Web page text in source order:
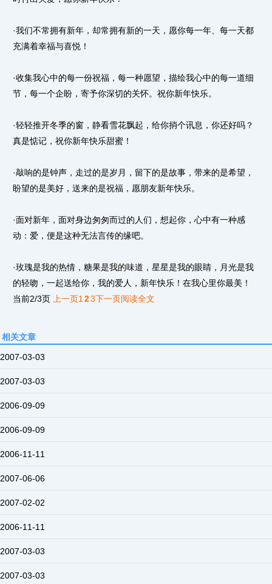
·我们不常拥有新年，却常拥有新的一天，愿你每一年、每一天都
充满着幸福与喜悦！
·收集我心中的每一份祝福，每一种愿望，描绘我心中的每一道细
节，每一个企盼，寄予你深切的关怀。祝你新年快乐。
·轻轻推开冬季的窗，静看雪花飘起，给你捎个讯息，你还好吗？
真是惦记，祝你新年快乐甜蜜！
·敲响的是钟声，走过的是岁月，留下的是故事，带来的是希望，
盼望的是美好，送来的是祝福，愿朋友新年快乐。
·面对新年，面对身边匆匆而过的人们，想起你，心中有一种感
动：爱，便是这种无法言传的缘吧。
·玫瑰是我的热情，糖果是我的味道，星星是我的眼睛，月光是我
的轻吻，一起送给你，我的爱人，新年快乐！在我心里你最美！
当前2/3页
上一页1 23下一页阅读全文
相关文章
2007-03-03
男人要处女做老婆是有科学根据的解释
2007-03-03
人生男女的30个经典幽默对话
2006-09-09
用MVC模型引导你的WEB设计思路
2006-09-09
写出高质量软件的75条体会
2006-11-11
哈佛成功金句-25则
2007-06-06
个人站长哪些类题材网站不能做
2007-02-02
“外卖”的世界
2006-11-11
史上最欠扁的八大鬼故事
2007-03-03
十大求职陷阱公布 骗子敢用真信息欺诈求职者
2007-03-03